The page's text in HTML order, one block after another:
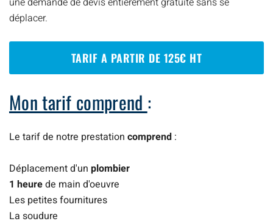
déplacer.
TARIF A PARTIR DE 125€ HT
Mon tarif comprend :
Le tarif de notre prestation comprend :
Déplacement d'un plombier
1 heurede main d'oeuvre
Les petites fournitures
La soudure